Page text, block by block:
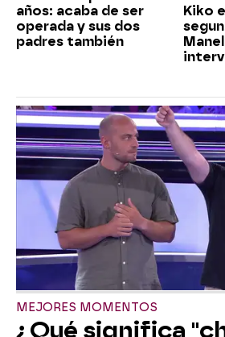
años: acaba de ser
operada y sus dos
padres también
Kiko
MEJORES MOMENTOS
¿Qué significa